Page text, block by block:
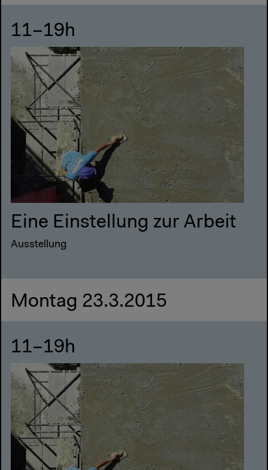
11–19h
Eine Einstellung zur Arbeit
Ausstellung
Montag 23.3.2015
11–19h